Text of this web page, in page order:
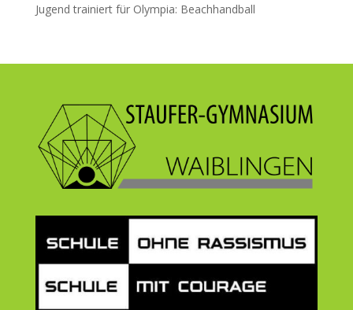
Jugend trainiert für Olympia: Beachhandball